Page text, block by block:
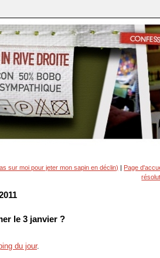
sur moi pour jeter mon sapin en déclin) | Page
le 3 janvier ?
du jour.